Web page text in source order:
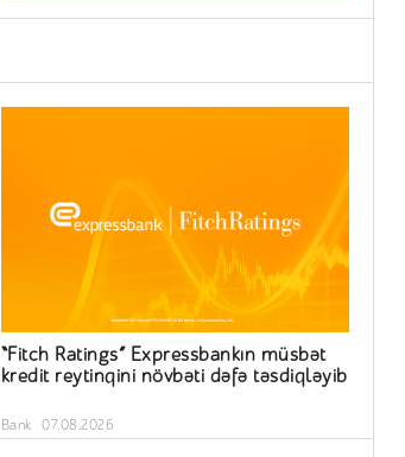
“Fitch Ratings” Expressbankın müsbət
kredit reytinqini növbəti dəfə təsdiqləyib
Bank 07.08.2026